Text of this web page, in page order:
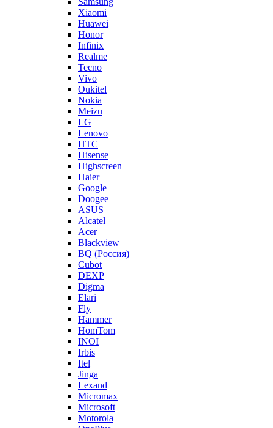
Xiaomi
Huawei
Honor
Infinix
Realme
Tecno
Vivo
Oukitel
Nokia
Meizu
LG
Lenovo
HTC
Hisense
Highscreen
Haier
Google
Doogee
ASUS
Alcatel
Acer
Blackview
BQ (Россия)
Cubot
DEXP
Digma
Elari
Fly
Hammer
HomTom
INOI
Irbis
Itel
Jinga
Lexand
Micromax
Microsoft
Motorola